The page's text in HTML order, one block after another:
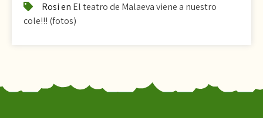
Rosien El teatro de Malaeva viene a nuestro
cole!!! (fotos)